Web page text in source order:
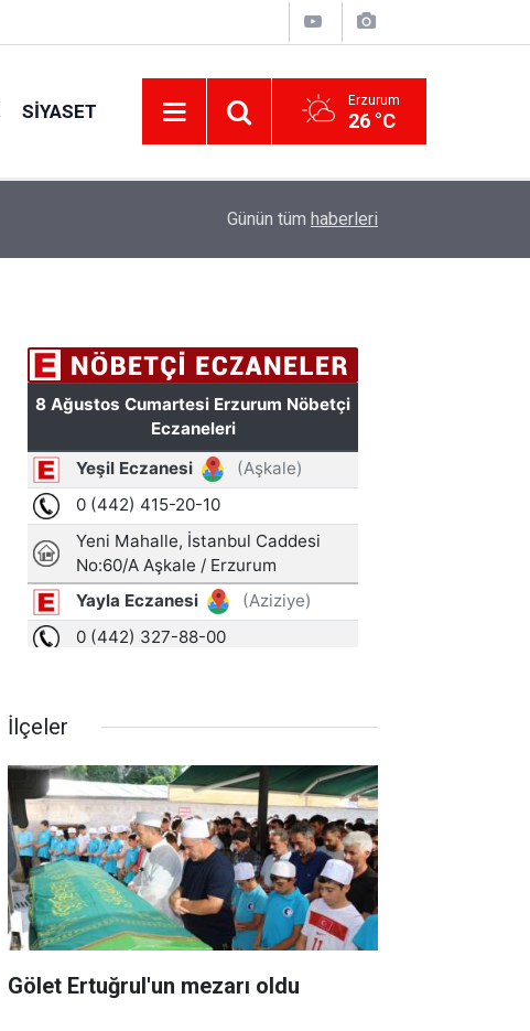
SIYASET Erzurum
26 °C
Türkiye'de bir ilki yapıyor: Kilim üzerine
Günün tüm haberleri
İlçeler
Gölet Ertuğrul'un mezarı oldu